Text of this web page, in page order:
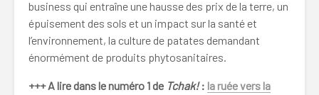
business qui entraîne une hausse des prix de la terre, un
épuisement des sols et un impact sur la santé et
l’environnement, la culture de patates demandant
énormément de produits phytosanitaires.
+++ A lire dans le numéro 1 de Tchak!: la ruée vers la